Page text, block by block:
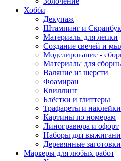
Хобби
Декупаж
Штампинг и
Материалы для лепки
Создание свечей и
Моделирование -
Материалы для
Валяние из шерсти
Фоамиран
Квиллинг
Блёстки и глиттеры
Трафареты и наклейки
Картины по номерам
Линогравюра и офорт
Наборы для
Деревянные
Маркеры для любых работ